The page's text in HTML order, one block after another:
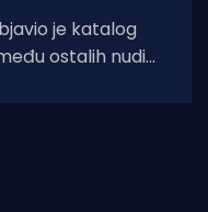
je katalog
ostalih nudi